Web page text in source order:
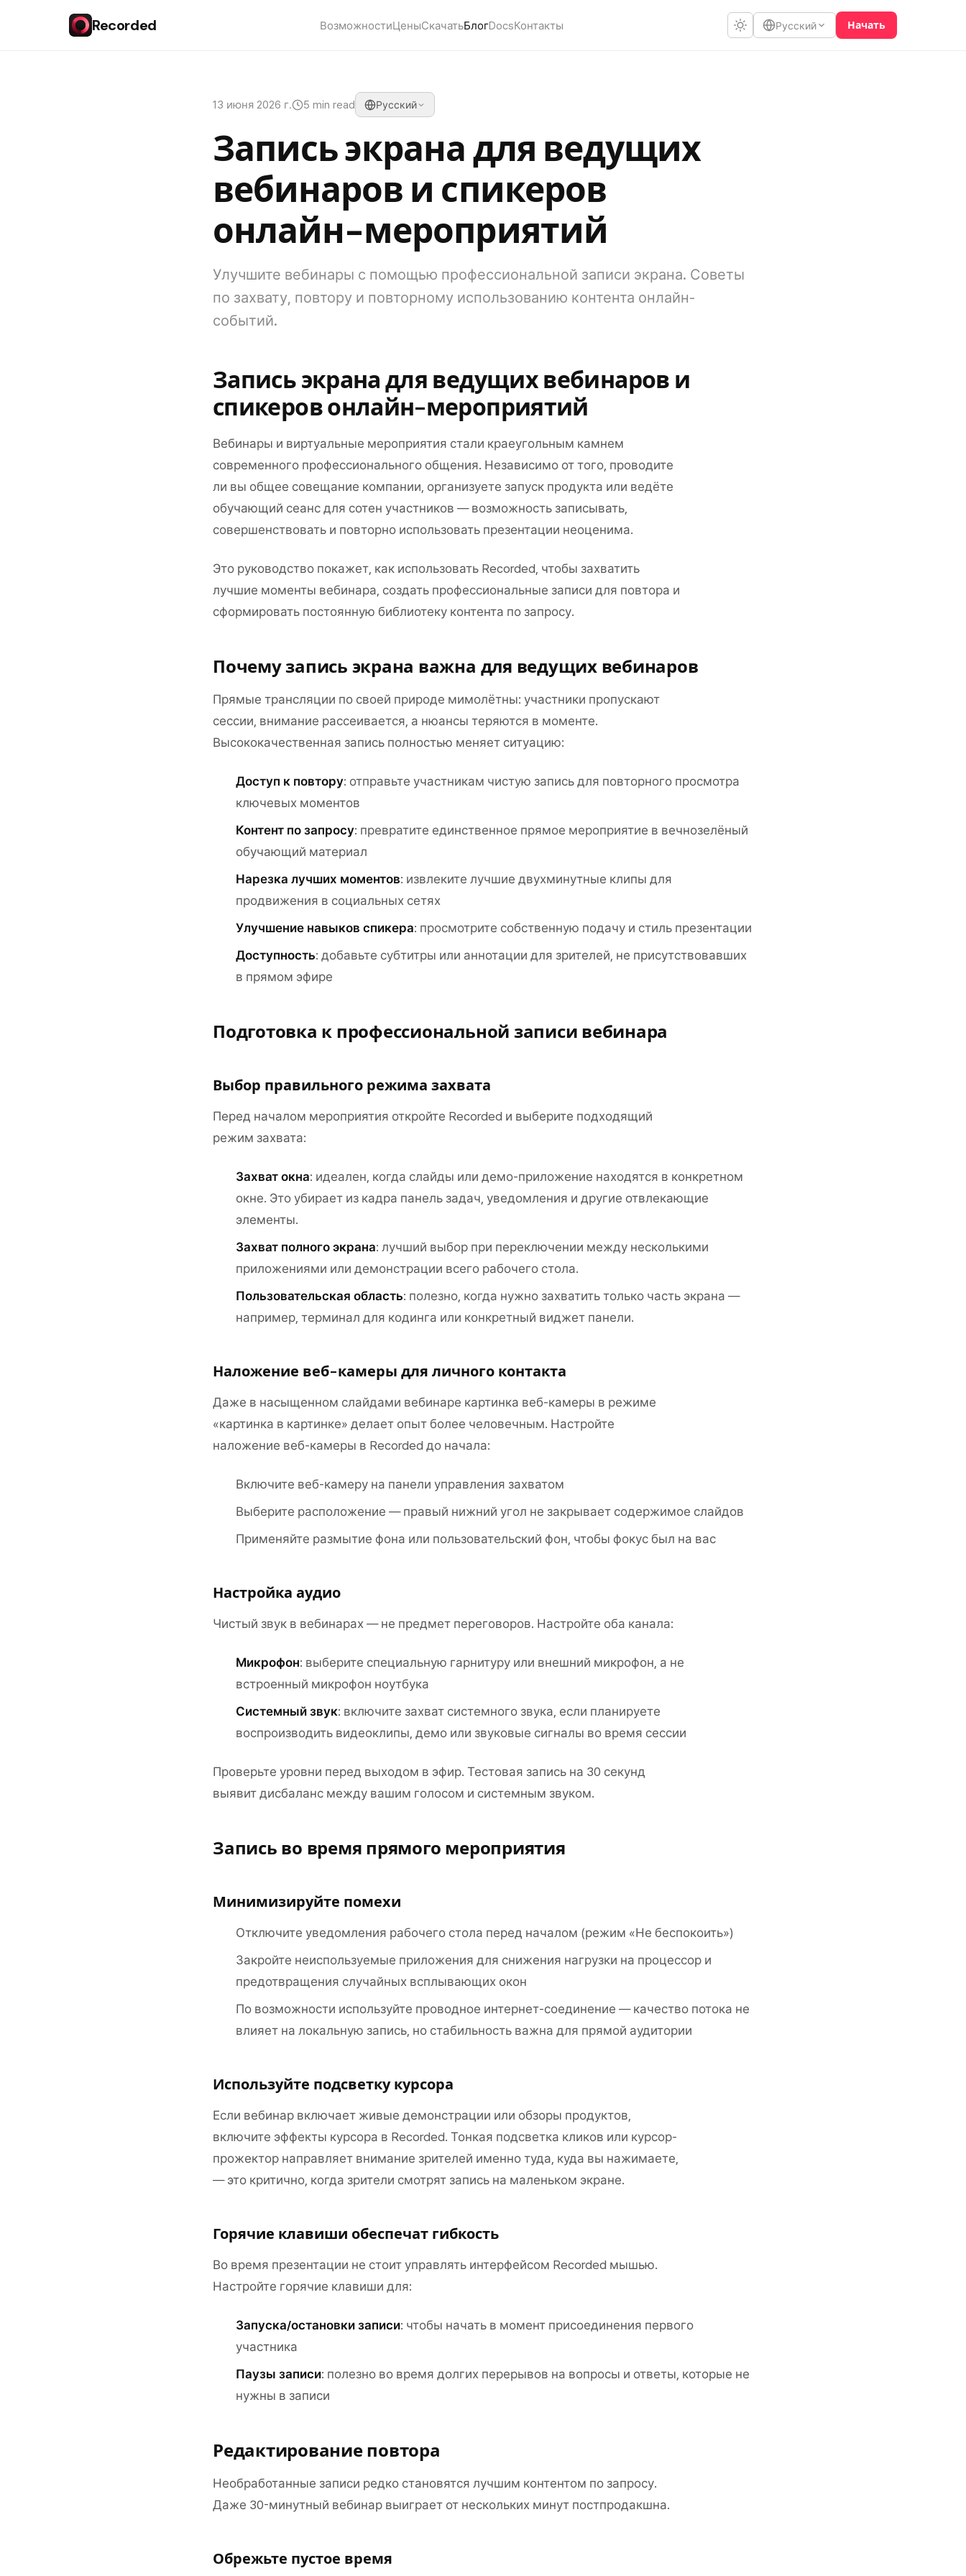
Recorded ВозможностиЦеныСкачатьБлогDocsКонтакты Русский Начать
13 июня 2026 г. 5 min read Русский
Запись экрана для ведущих
вебинаров и спикеров
онлайн-мероприятий
Улучшите вебинары с помощью профессиональной записи экрана. Советы
по захвату, повтору и повторному использованию контента онлайн-
событий.
Запись экрана для ведущих вебинаров и
спикеров онлайн-мероприятий
Вебинары и виртуальные мероприятия стали краеугольным камнем
современного профессионального общения. Независимо от того, проводите
ли вы общее совещание компании, организуете запуск продукта или ведёте
обучающий сеанс для сотен участников — возможность записывать,
совершенствовать и повторно использовать презентации неоценима.
Это руководство покажет, как использовать Recorded, чтобы захватить
лучшие моменты вебинара, создать профессиональные записи для повтора и
сформировать постоянную библиотеку контента по запросу.
Почему запись экрана важна для ведущих вебинаров
Прямые трансляции по своей природе мимолётны: участники пропускают
сессии, внимание рассеивается, а нюансы теряются в моменте.
Высококачественная запись полностью меняет ситуацию:
Доступ к повтору: отправьте участникам чистую запись для повторного просмотра
ключевых моментов
Контент по запросу: превратите единственное прямое мероприятие в вечнозелёный
обучающий материал
Нарезка лучших моментов: извлеките лучшие двухминутные клипы для
продвижения в социальных сетях
Улучшение навыков спикера: просмотрите собственную подачу и стиль презентации
Доступность: добавьте субтитры или аннотации для зрителей, не присутствовавших
в прямом эфире
Подготовка к профессиональной записи вебинара
Выбор правильного режима захвата
Перед началом мероприятия откройте Recorded и выберите подходящий
режим захвата:
Захват окна: идеален, когда слайды или демо-приложение находятся в конкретном
окне. Это убирает из кадра панель задач, уведомления и другие отвлекающие
элементы.
Захват полного экрана: лучший выбор при переключении между несколькими
приложениями или демонстрации всего рабочего стола.
Пользовательская область: полезно, когда нужно захватить только часть экрана —
например, терминал для кодинга или конкретный виджет панели.
Наложение веб-камеры для личного контакта
Даже в насыщенном слайдами вебинаре картинка веб-камеры в режиме
«картинка в картинке» делает опыт более человечным. Настройте
наложение веб-камеры в Recorded до начала:
Включите веб-камеру на панели управления захватом
Выберите расположение — правый нижний угол не закрывает содержимое слайдов
Применяйте размытие фона или пользовательский фон, чтобы фокус был на вас
Настройка аудио
Чистый звук в вебинарах — не предмет переговоров. Настройте оба канала:
Микрофон: выберите специальную гарнитуру или внешний микрофон, а не
встроенный микрофон ноутбука
Системный звук: включите захват системного звука, если планируете
воспроизводить видеоклипы, демо или звуковые сигналы во время сессии
Проверьте уровни перед выходом в эфир. Тестовая запись на 30 секунд
выявит дисбаланс между вашим голосом и системным звуком.
Запись во время прямого мероприятия
Минимизируйте помехи
Отключите уведомления рабочего стола перед началом (режим «Не беспокоить»)
Закройте неиспользуемые приложения для снижения нагрузки на процессор и
предотвращения случайных всплывающих окон
По возможности используйте проводное интернет-соединение — качество потока не
влияет на локальную запись, но стабильность важна для прямой аудитории
Используйте подсветку курсора
Если вебинар включает живые демонстрации или обзоры продуктов,
включите эффекты курсора в Recorded. Тонкая подсветка кликов или курсор-
прожектор направляет внимание зрителей именно туда, куда вы нажимаете,
— это критично, когда зрители смотрят запись на маленьком экране.
Горячие клавиши обеспечат гибкость
Во время презентации не стоит управлять интерфейсом Recorded мышью.
Настройте горячие клавиши для:
Запуска/остановки записи: чтобы начать в момент присоединения первого
участника
Паузы записи: полезно во время долгих перерывов на вопросы и ответы, которые не
нужны в записи
Редактирование повтора
Необработанные записи редко становятся лучшим контентом по запросу.
Даже 30-минутный вебинар выиграет от нескольких минут постпродакшна.
Обрежьте пустое время